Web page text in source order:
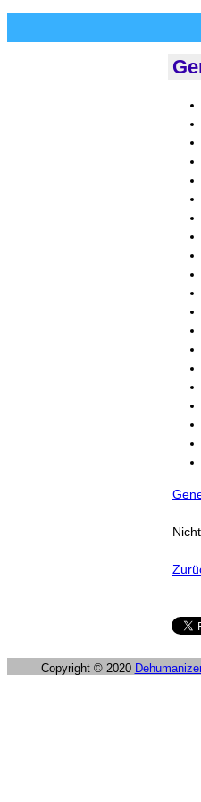
Copyright © 2020